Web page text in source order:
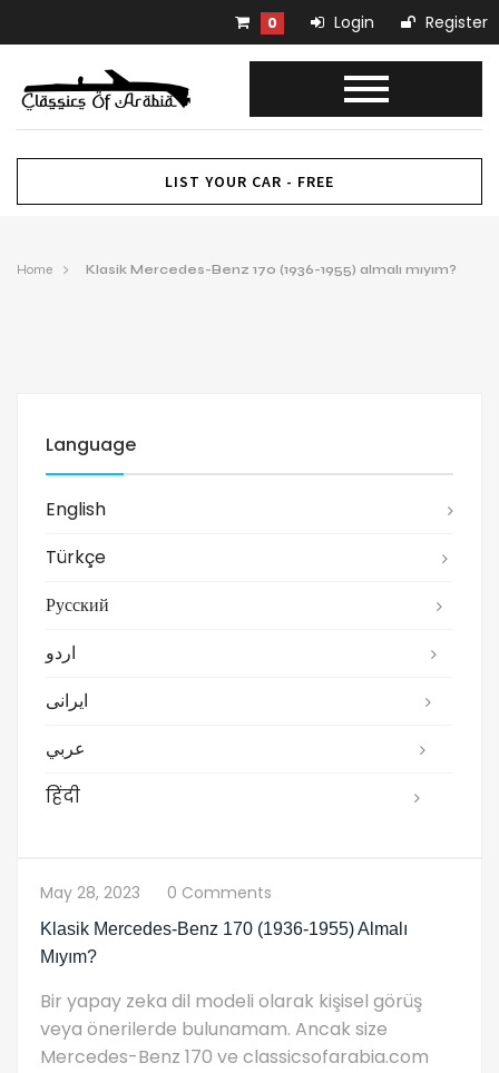
0 Login Register
LIST YOUR CAR - FREE
Home Klasik Mercedes-Benz 170 (1936-1955) almalı mıyım?
Language
English
Türkçe
Русский
اردو
ایرانی
عربي
हिंदी
May 28, 2023 0 Comments
Klasik Mercedes-Benz 170 (1936-1955) Almalı
Mıyım?
Bir yapay zeka dil modeli olarak kişisel görüş
veya önerilerde bulunamam. Ancak size
Mercedes-Benz 170 ve classicsofarabia.com